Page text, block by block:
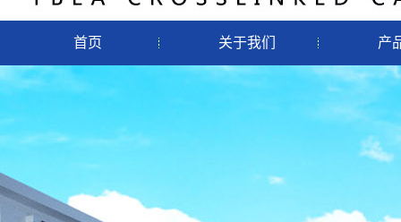
首页 关于我们 产